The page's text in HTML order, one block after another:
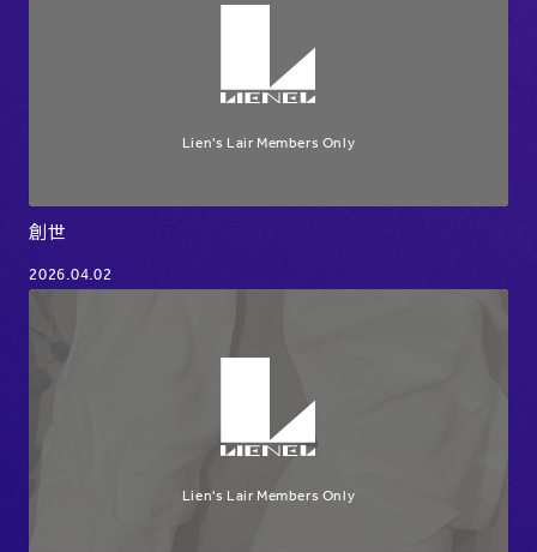
創世
2026.04.02